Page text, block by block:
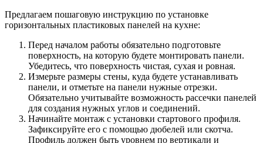
Предлагаем пошаговую инструкцию по установке
горизонтальных пластиковых панелей на кухне:
Перед началом работы обязательно подготовьте
поверхность, на которую будете монтировать панели.
Убедитесь, что поверхность чистая, сухая и ровная.
Измерьте размеры стены, куда будете устанавливать
панели, и отметьте на панели нужные отрезки.
Обязательно учитывайте возможность рассечки панелей
для создания нужных углов и соединений.
Начинайте монтаж с установки стартового профиля.
Зафиксируйте его с помощью дюбелей или скотча.
Профиль должен быть уровнем по вертикали и